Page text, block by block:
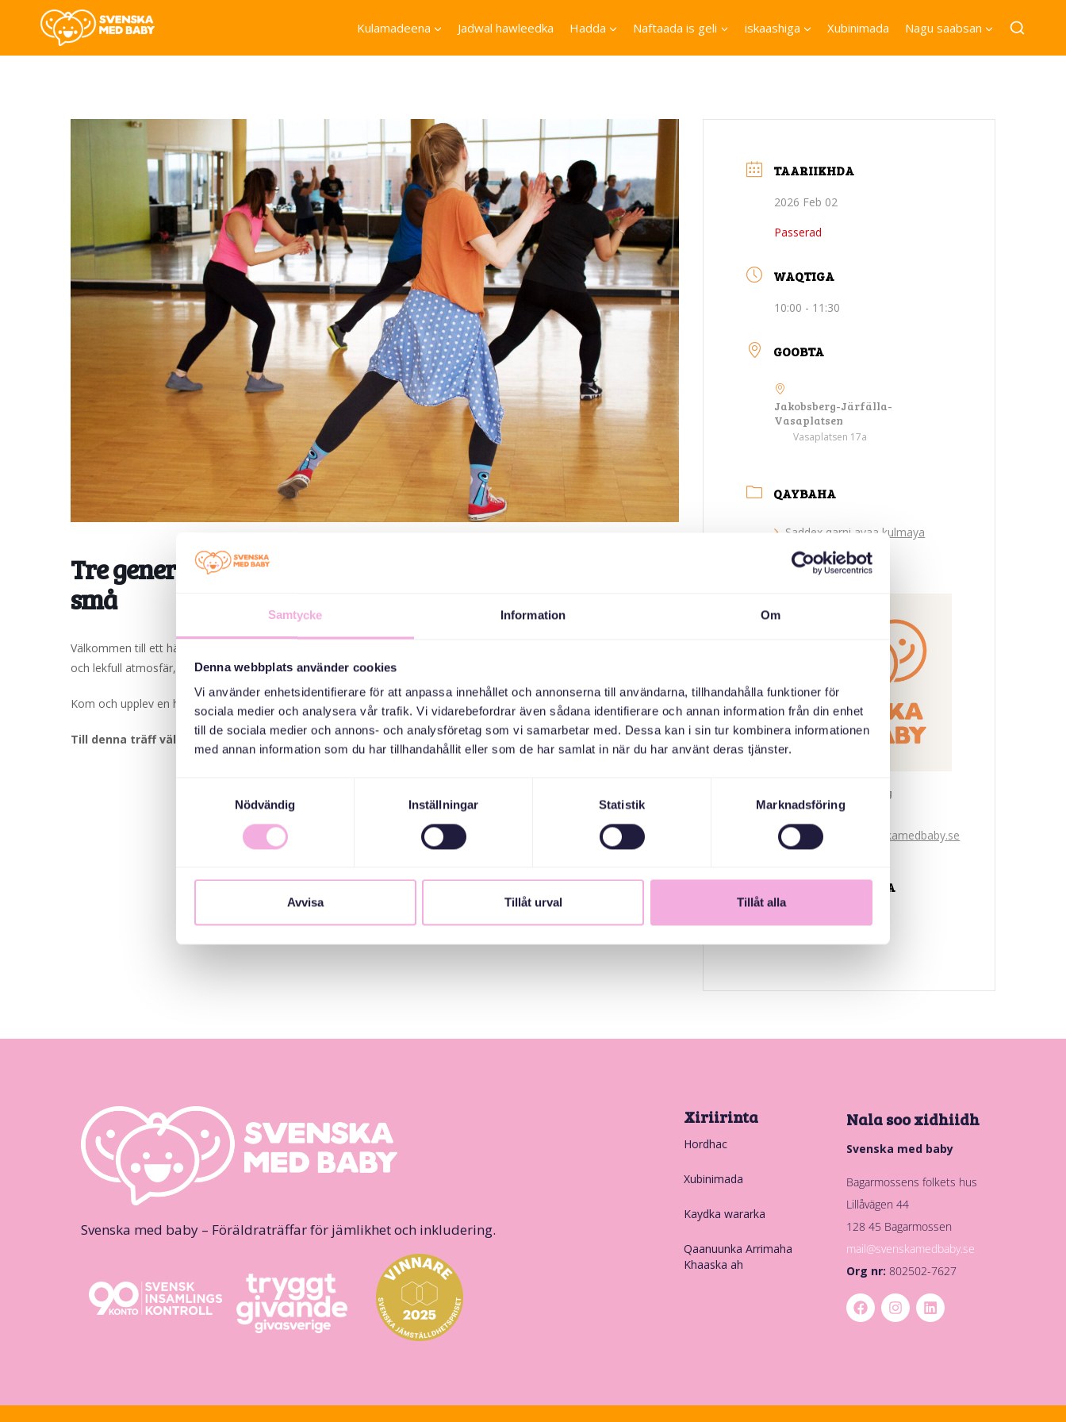
Samtycke Information Om
Denna webbplats använder cookies
Vi använder enhetsidentifierare för att anpassa innehållet och annonserna till användarna, tillhandahålla funktioner för
sociala medier och analysera vår trafik. Vi vidarebefordrar även sådana identifierare och annan information från din enhet
till de sociala medier och annons- och analysföretag som vi samarbetar med. Dessa kan i sin tur kombinera informationen
med annan information som du har tillhandahållit eller som de har samlat in när du har använt deras tjänster.
Nödvändig
Inställningar Statistik Marknadsföring
Avvisa Tillåt urval Tillåt alla
Kulamadeena Jadwal hawleedka Hadda Naftaada is geli iskaashiga Xubinimada Nagu saabsan
Tre generationer möts: Gympapass för både stora och
små
Välkommen till ett härligt gympapass som passar seniorer och de allra minsta! Vi rör oss tillsammans i en glädjefylld
och lekfull atmosfär, där rörelseglädje står i fokus. Oavsett ålder eller nivå, här är alla välkomna att delta och ha kul!
Kom och upplev en härlig stund fylld med energi, gemenskap, fika och skratt!
Till denna träff välkomnar vi småbarnsfamiljer med barn upp till 2 år, samt svensktalande seniorer.
TAARIIKHDA
2026 Feb 02
Passerad
WAQTIGA
10:00 - 11:30
GOOBTA
Jakobsberg-Järfälla-
Vasaplatsen
Vasaplatsen 17a
QAYBAHA
Saddex qarni ayaa kulmaya
ABAABULAHA
Svenska med baby
bokningen@svenskamedbaby.se
ABAABULAYAASHA
Järfälla Kommun
Svenska med baby – Föräldraträffar för jämlikhet och inkludering.
Xiriirinta
Hordhac
Xubinimada
Kaydka wararka
Qaanuunka Arrimaha
Khaaska ah
Nala soo xidhiidh
Svenska med baby
Bagarmossens folkets hus
Lillåvägen 44
128 45 Bagarmossen
mail@svenskamedbaby.se
Org nr: 802502-7627